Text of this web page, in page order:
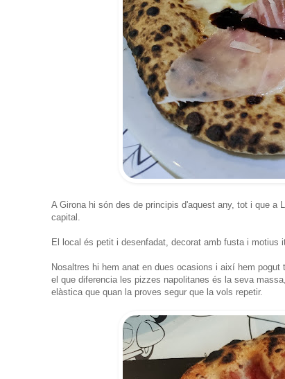
A Girona hi són des de principis d'aquest any, tot i que
capital.
El local és petit i desenfadat, decorat amb fusta i motius
Nosaltres hi hem anat en dues ocasions i així hem
el que diferencia les pizzes napolitanes és la seva
elàstica que quan la proves segur que la vols repetir.